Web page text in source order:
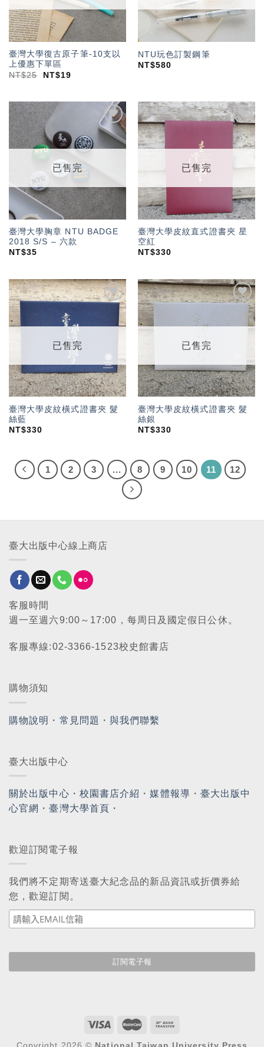
臺灣大學復古原子筆-10支以
上優惠下單區
NT$25 NT$19
NTU玩色訂製鋼筆
NT$580
加入
「願
望輕
已售完
臺灣大學胸章 NTU BADGE
2018 S/S – 六款
NT$35
加入
「願
望輕
已售完
臺灣大學皮紋直式證書夾 星
空紅
NT$330
加入
「願
望輕
已售完
臺灣大學皮紋橫式證書夾 髮
絲藍
NT$330
加入
「願
望輕
已售完
臺灣大學皮紋橫式證書夾 髮
絲銀
NT$330
1 2 3 ... 8 9 10 11 12
臺大出版中心線上商店
客服時間
週一至週六9:00～17:00，每周日及國定假日公休。
客服專線:02-3366-1523校史館書店
購物須知
購物說明 ・ 常見問題 ・與我們聯繫
臺大出版中心
關於出版中心 ・ 校園書店介紹 ・媒體報導 ・ 臺大出版中
心官網 ・臺灣大學首頁 ・
歡迎訂閱電子報
我們將不定期寄送臺大紀念品的新品資訊或折價券給
您，歡迎訂閱。
Copyright 2026 © National Taiwan University Press